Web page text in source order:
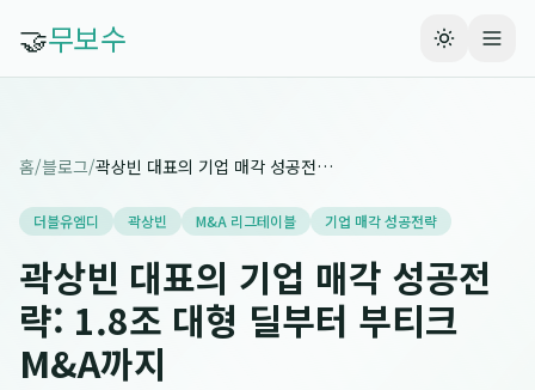
🤝무보수
홈/블로그/ 곽상빈 대표의 기업 매각 성공전략: 1.8조 대형 딜부터 부티크 M&A까지
더블유엠디 곽상빈 M&A 리그테이블 기업 매각 성공전략
곽상빈 대표의 기업 매각 성공전
략: 1.8조 대형 딜부터 부티크
M&A까지